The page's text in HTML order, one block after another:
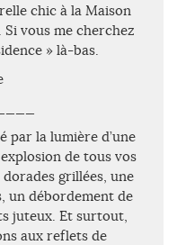
chic à la Maison
Si vous me cherchez
» là-bas.
par la lumière d’une
de tous vos
grillées, une
un débordement de
juteux. Et surtout,
aux reflets de